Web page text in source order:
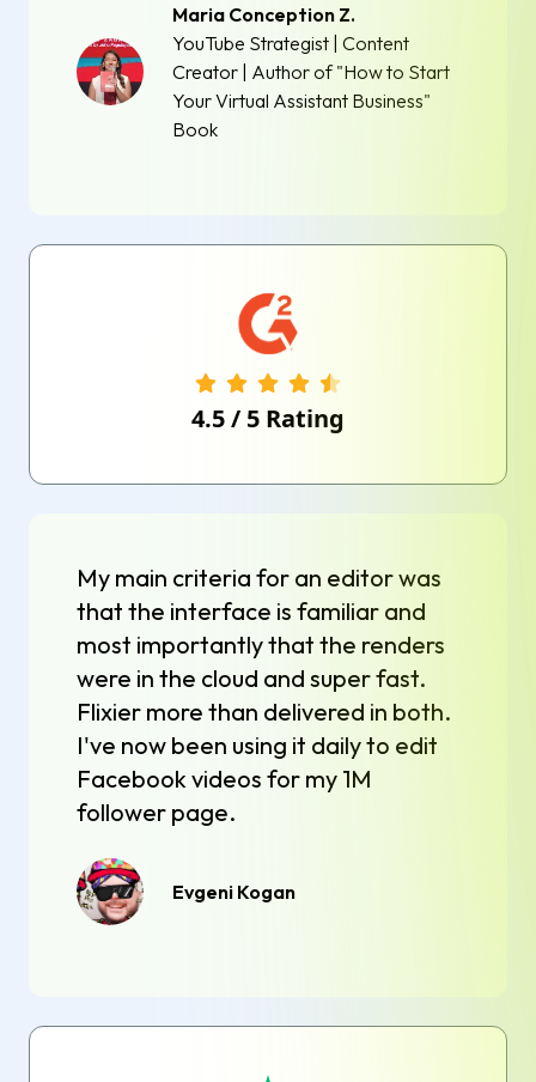
Maria Conception Z.
YouTube Strategist | Content
Creator | Author of "How to Start
Your Virtual Assistant Business"
Book
4.5/ 5 Rating
My main criteria for an editor was
that the interface is familiar and
most importantly that the renders
were in the cloud and super fast.
Flixier more than delivered in both.
I've now been using it daily to edit
Facebook videos for my 1M
follower page.
Evgeni Kogan